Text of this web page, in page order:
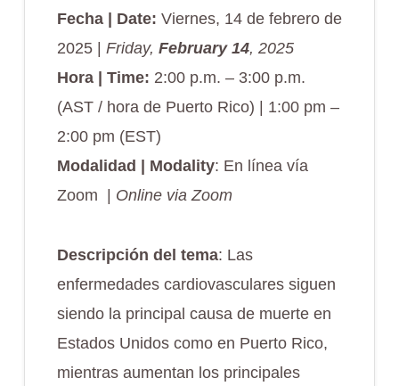
Fecha | Date: Viernes, 14 de febrero de
2025 | Friday, February 14, 2025
Hora | Time: 2:00 p.m. – 3:00 p.m.
(AST / hora de Puerto Rico) | 1:00 pm –
2:00 pm (EST)
Modalidad
| Modality: En línea vía
Zoom
Online via Zoom
Descripción del tema: Las
enfermedades cardiovasculares siguen
siendo la principal causa de muerte en
Estados Unidos como en Puerto Rico,
mientras aumentan los principales